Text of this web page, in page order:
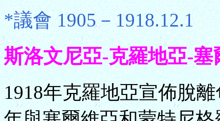
*議會 1905－1918.12.1
斯洛文尼亞-克羅地亞-塞
1918年克羅地亞宣佈脫